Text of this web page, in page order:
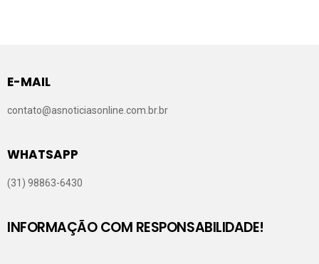
E-MAIL
contato@asnoticiasonline.com.br.br
WHATSAPP
(31) 98863-6430
INFORMAÇÃO COM RESPONSABILIDADE!